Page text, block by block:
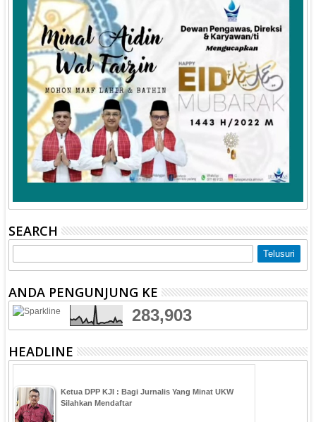
SEARCH
ANDA PENGUNJUNG KE
283,903
HEADLINE
Ketua DPP KJI : Bagi Jurnalis Yang Minat UKW
Silahkan Mendaftar